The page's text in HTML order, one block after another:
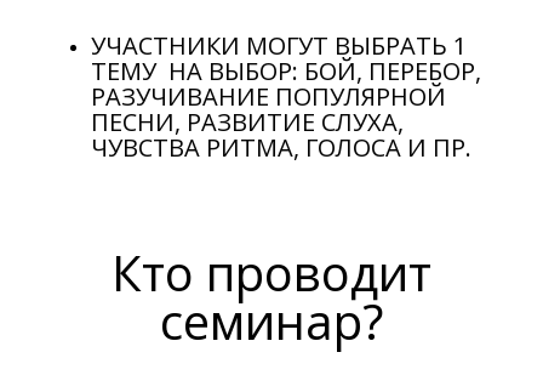
УЧАСТНИКИ МОГУТ ВЫБРАТЬ 1
ТЕМУ НА ВЫБОР: БОЙ, ПЕРЕБОР,
РАЗУЧИВАНИЕ ПОПУЛЯРНОЙ
ПЕСНИ, РАЗВИТИЕ СЛУХА,
ЧУВСТВА РИТМА, ГОЛОСА И ПР.
Кто проводит
семинар?